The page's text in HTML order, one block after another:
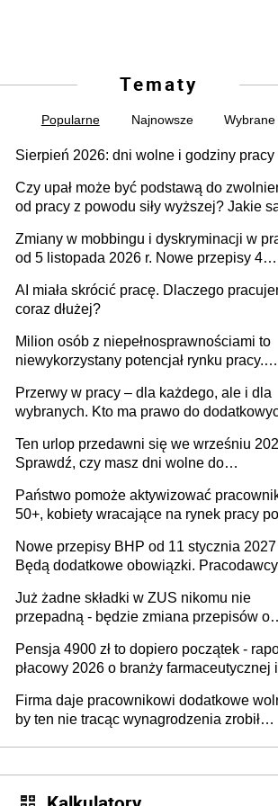
Tematy
Popularne Najnowsze Wybrane
Sierpień 2026: dni wolne i godziny pracy
Czy upał może być podstawą do
od pracy z powodu siły wyższej? Jakie
Zmiany w mobbingu i dyskryminacji w
od 5 listopada 2026 r. Nowe przepisy 4
Ustaw
AI miała skrócić pracę. Dlaczego
coraz dłużej?
Milion osób z niepełnosprawnościami to
niewykorzystany potencjał rynku pracy.
dofinansowań czy refundacji, ale bariery
stronie systemu i świadomości
pracodawców [WYWIAD]
Przerwy w pracy – dla każdego, ale i dla
wybranych. Kto ma prawo do
Ten urlop przedawni się we wrześniu
Sprawdź, czy masz dni wolne do
Państwo pomoże aktywizować
50+, kobiety wracające na rynek pracy po
osoby neuroatypowe. Powstanie
na rzecz Inkluzywności w Zatrudnianiu?
Nowe przepisy BHP od 11 stycznia 2027
Będą dodatkowe obowiązki. Pracodawcy
Już żadne składki w ZUS nikomu nie
przepadną - będzie zmiana przepisów o
ubezpieczeniom społecznym
Pensja 4900 zł to dopiero początek -
płacowy 2026 o branży farmaceutycznej i
Firma daje pracownikowi dodatkowe
by ten nie tracąc wynagrodzenia zrobił